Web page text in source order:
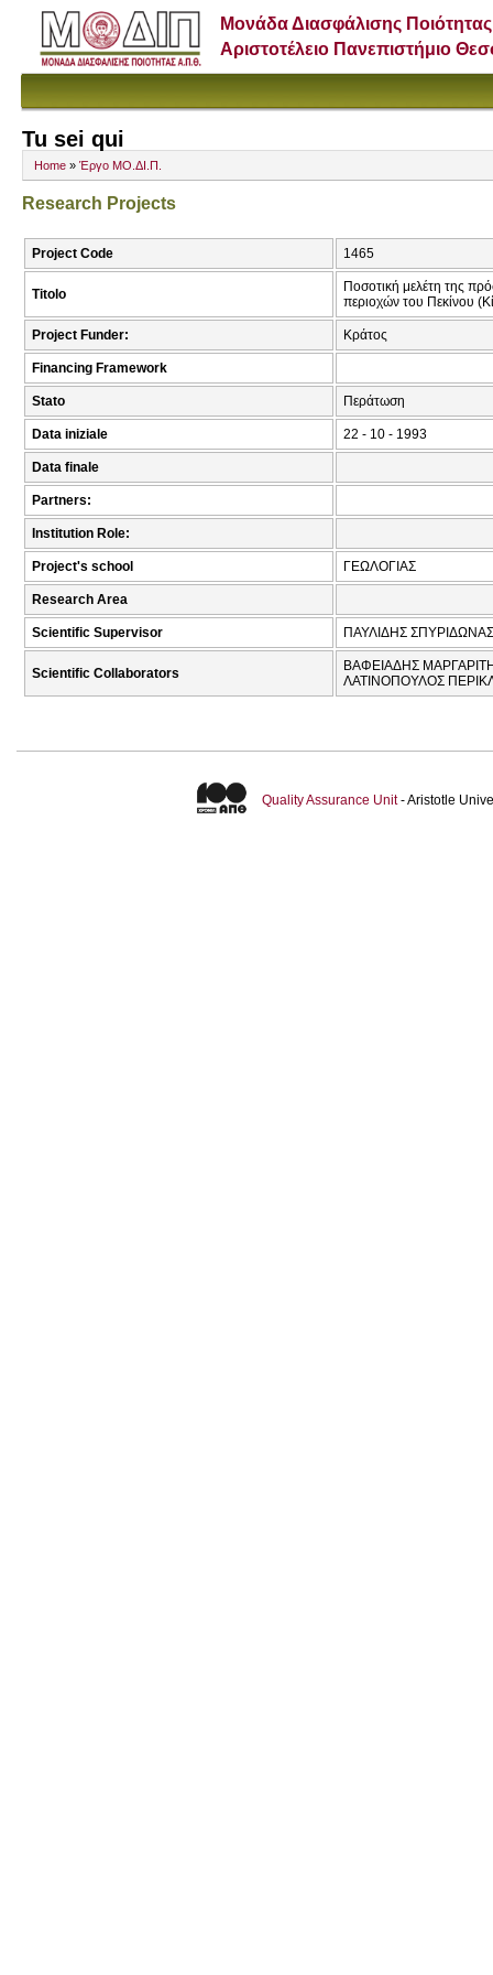
Μονάδα Διασφάλισης Ποιότητας
Αριστοτέλειο Πανεπιστήμιο
Tu sei qui
Home » Έργο ΜΟ.ΔΙ.Π.
Research Projects
Project Code 1465
Titolo
Ποσοτική μελέτη της
περιοχών του Πεκίνου
Project Funder: Κράτος
Financing Framework
Stato Περάτωση
Data iniziale 22 - 10 - 1993
Data finale
Partners:
Institution Role:
Project's school ΓΕΩΛΟΓΙΑΣ
Research Area
Scientific Supervisor ΠΑΥΛΙΔΗΣ
Scientific Collaborators
ΒΑΦΕΙΑΔΗΣ
ΛΑΤΙΝΟΠΟΥΛΟΣ
Quality Assurance Unit- Aristotle